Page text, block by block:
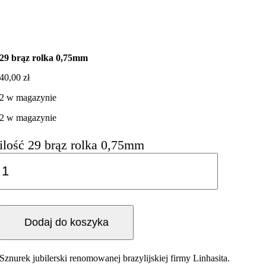
29 brąz rolka 0,75mm
40,00zł
2 w magazynie
2 w magazynie
ilość 29 brąz rolka 0,75mm
Dodaj do koszyka
Sznurek jubilerski renomowanej brazylijskiej firmy Linhasita.